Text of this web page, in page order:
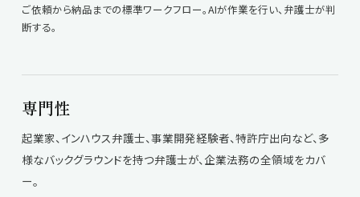
ご依頼から納品までの標準ワークフロー。AIが作業を行い、弁護士が判
断する。
専門性
起業家、インハウス弁護士、事業開発経験者、特許庁出向など、多
様なバックグラウンドを持つ弁護士が、企業法務の全領域をカバ
ー。